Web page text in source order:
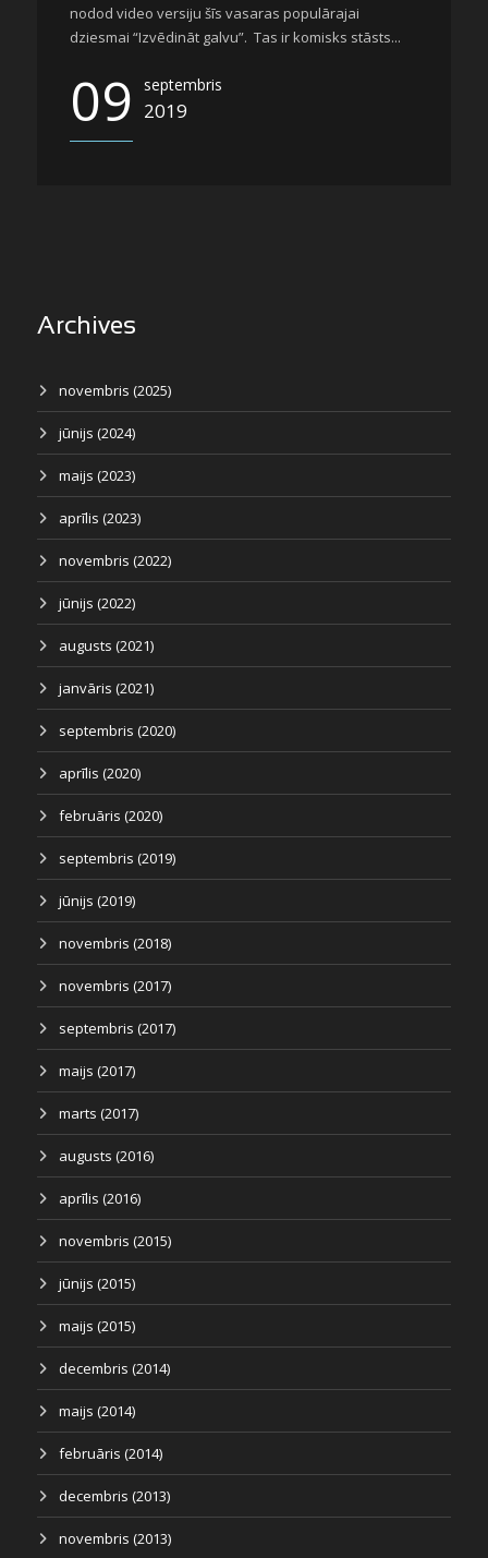
nodod video versiju šīs vasaras populārajai
dziesmai “Izvēdināt galvu”. Tas ir komisks stāsts...
09 septembris
2019
Archives
novembris (2025)
jūnijs (2024)
maijs (2023)
aprīlis (2023)
novembris (2022)
jūnijs (2022)
augusts (2021)
janvāris (2021)
septembris (2020)
aprīlis (2020)
februāris (2020)
septembris (2019)
jūnijs (2019)
novembris (2018)
novembris (2017)
septembris (2017)
maijs (2017)
marts (2017)
augusts (2016)
aprīlis (2016)
novembris (2015)
jūnijs (2015)
maijs (2015)
decembris (2014)
maijs (2014)
februāris (2014)
decembris (2013)
novembris (2013)